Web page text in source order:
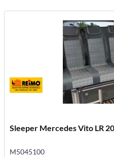
Sleeper Mercedes Vito LR
M5045100